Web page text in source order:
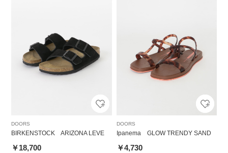
DOORS
BIRKENSTOCK ARIZONA LEVE
￥18,700
DOORS
Ipanema GLOW TRENDY SAND
￥4,730